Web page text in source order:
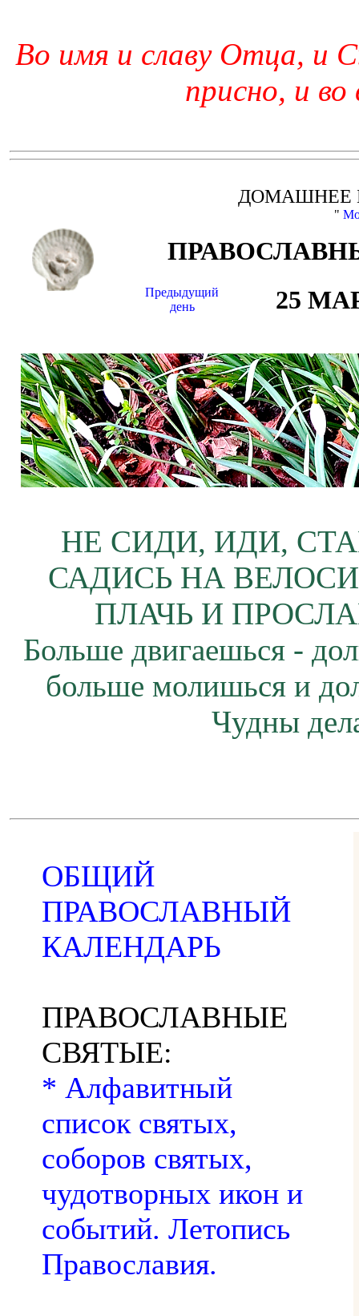
Во имя и славу Отца, и
присно, и во
ДОМАШНЕЕ
"
Предыдущий
день
25
НЕ СИДИ, ИДИ,
САДИСЬ НА
ПЛАЧЬ И
Больше двигаешься -
больше молишься и
Чудны
ОБЩИЙ
ПРАВОСЛАВНЫЙ
КАЛЕНДАРЬ
ПРАВОСЛАВНЫЕ
СВЯТЫЕ:
* Алфавитный
список святых,
соборов святых,
чудотворных икон и
событий. Летопись
Православия.